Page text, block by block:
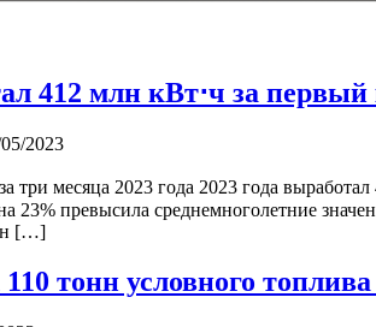
412 млн кВт⋅ч за первый
2023
месяца 2023 года 2023 года выработал
23% превысила среднемноголетние
[…]
тонн условного